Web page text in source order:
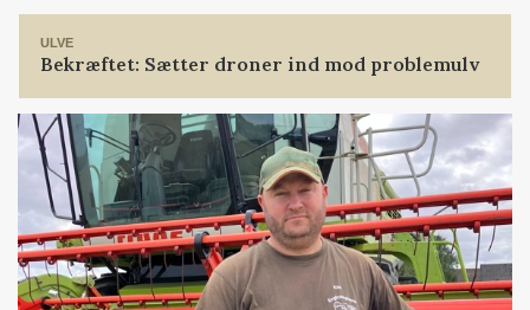
ULVE
Bekræftet: Sætter droner ind mod problemulv